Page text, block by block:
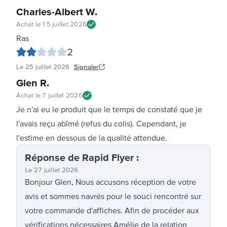
Charles-Albert W.
Achat le 15 juillet 2026
Ras
2
Le 25 juillet 2026 Signaler
Glen R.
Achat le 7 juillet 2026
Je n'ai eu le produit que le temps de constaté que je
l'avais reçu abîmé (refus du colis). Cependant, je
l'estime en dessous de la qualité attendue.
Réponse de Rapid Flyer :
Le 27 juillet 2026
Bonjour Glen, Nous accusons réception de votre
avis et sommes navrés pour le souci rencontré sur
votre commande d'affiches. Afin de procéder aux
vérifications nécessaires Amélie de la relation